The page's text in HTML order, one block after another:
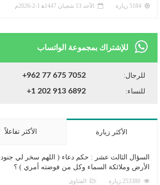
الأحد 13 شعبان 1447ﻫ 1-2-2026م
للإشتراك بمجموعة الواتساب
للرجال: +962 77 675 7052
للنساء: +1 202 913 6892
الأكثر زيارة الأكثر تفاعلاً
السؤال الثالث عشر : حكم دعاء ( اللهم سخر لي جنود
الأرض وملائكة السماء وكل من فوضته أمري ) ؟
الفتاوى